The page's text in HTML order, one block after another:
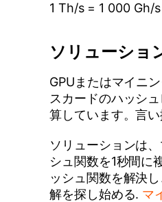
1 Th/s = 1 000
ソリューショ
GPUまたはマイニ
スカードのハッシ
算しています。言
ソリューションは
シュ関数を1秒間に
ッシュ関数を解決
解を探し始める. マ